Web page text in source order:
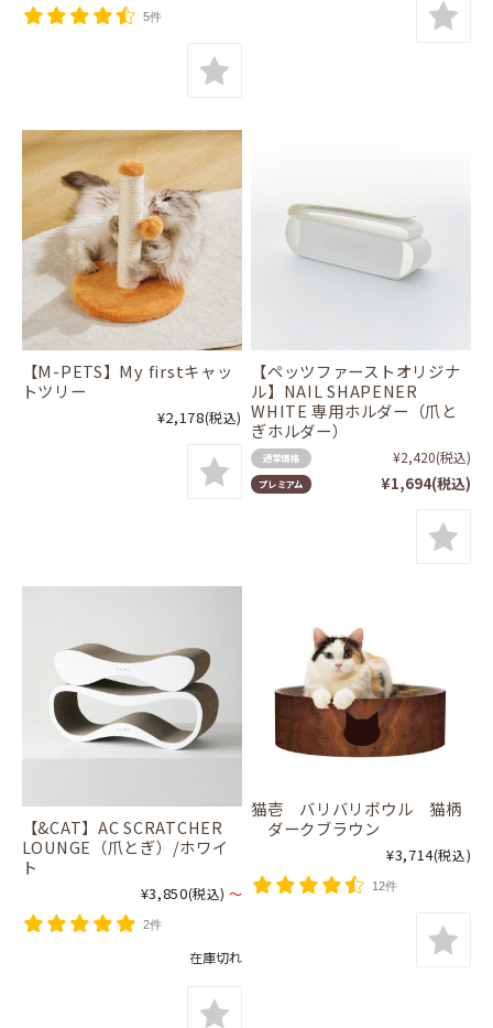
5件
【M-PETS】My firstキャッ
トツリー
¥2,178(税込)
【ペッツファーストオリジナ
ル】NAIL SHAPENER
WHITE 専用ホルダー（爪と
ぎホルダー）
通常価格 ¥2,420(税込)
プレミアム ¥1,694(税込)
【&CAT】AC SCRATCHER
LOUNGE（爪とぎ）/ホワイ
ト
¥3,850(税込) ～
2件
在庫切れ
猫壱 バリバリボウル 猫柄
ダークブラウン
¥3,714(税込)
12件